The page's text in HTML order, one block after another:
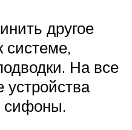
другое
системе,
На все
устройства
сифоны.